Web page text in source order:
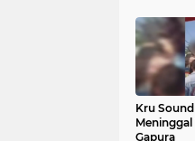
Kru
Gapura